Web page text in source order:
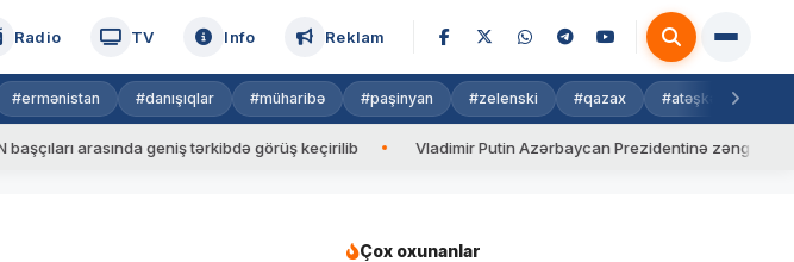
Radio TV Info Reklam
#ermənistan #danışıqlar #müharibə #paşinyan #zelenski #qazax #atəşkəs
geniş tərkibdə görüş keçirilib Vladimir Putin Azərbaycan Prezidentinə zəng edib
Çox oxunanlar